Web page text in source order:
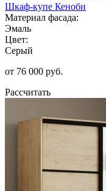
Шкаф-купе Кеноби
Материал фасада:
Эмаль
Цвет:
Серый
от 76 000 руб.
Рассчитать